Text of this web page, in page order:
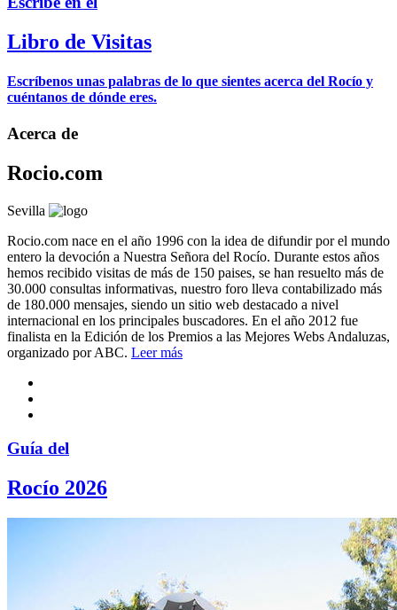
Libro de Visitas
Escríbenos unas palabras de lo que sientes acerca del Rocío y
cuéntanos de dónde eres.
Acerca de
Rocio.com
Sevilla
Rocio.com nace en el año 1996 con la idea de difundir por el mundo
entero la devoción a Nuestra Señora del Rocío. Durante estos años
hemos recibido visitas de más de 150 paises, se han resuelto más de
30.000 consultas informativas, nuestro foro lleva contabilizado más
de 180.000 mensajes, siendo un sitio web destacado a nivel
internacional en los principales buscadores. En el año 2012 fue
finalista en la Edición de los Premios a las Mejores Webs Andaluzas,
organizado por ABC. Leer más
Guía del
Rocío 2026